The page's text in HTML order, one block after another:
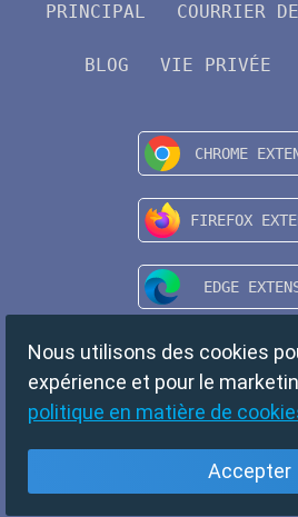
PRINCIPAL COURRIER
BLOG VIE PRIVÉE
Nous utilisons des cookies
expérience et pour le
politique en matière de
Accepter